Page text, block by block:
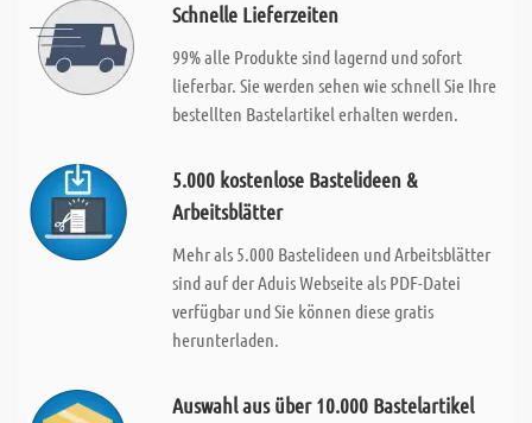
Schnelle Lieferzeiten
99% alle Produkte sind lagernd und sofort
lieferbar. Sie werden sehen wie schnell Sie Ihre
bestellten Bastelartikel erhalten werden.
5.000 kostenlose Bastelideen &
Arbeitsblätter
Mehr als 5.000 Bastelideen und Arbeitsblätter
sind auf der Aduis Webseite als PDF-Datei
verfügbar und Sie können diese gratis
herunterladen.
Auswahl aus über 10.000 Bastelartikel